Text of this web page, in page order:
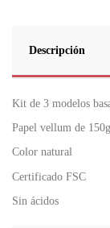
Descripción
Kit de 3 modelos
Papel vellum de 150g
Color natural
Certificado FSC
Sin ácidos